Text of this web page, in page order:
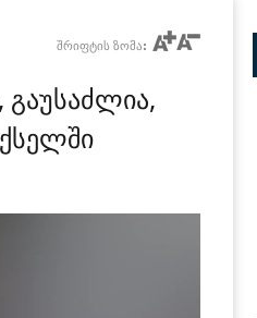
შრიფტის ზომა:
გაუსაძლია,